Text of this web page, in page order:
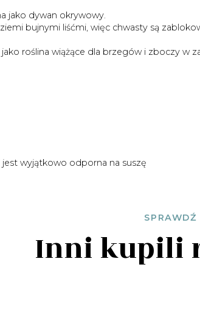
jako dywan okrywowy.
bujnymi liśćmi, więc chwasty są
roślina wiążące dla brzegów i zboczy w
wyjątkowo odporna na suszę
SPRAWDŹ
Inni kupili